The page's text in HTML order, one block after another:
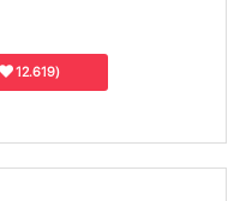
12.619)